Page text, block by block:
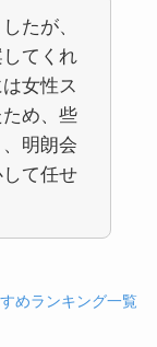
たが、
てくれ
女性ス
め、些
明朗会
て任せ
めランキング一覧